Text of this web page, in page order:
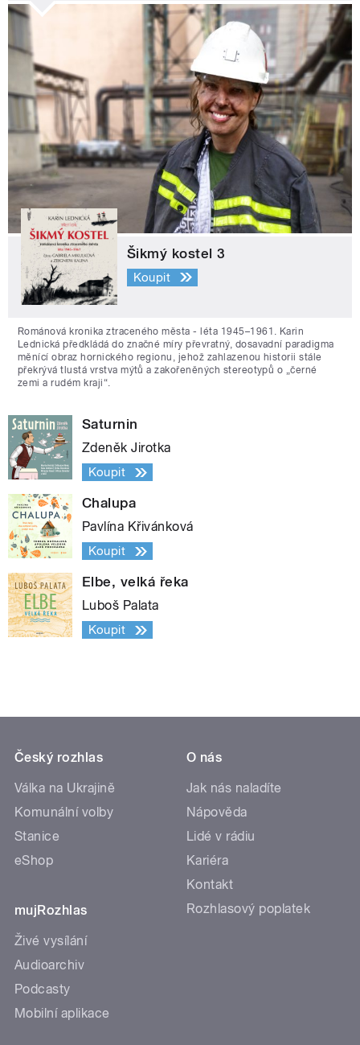
Šikmý kostel 3
Koupit
Románová kronika ztraceného města - léta 1945–1961. Karin
Lednická předkládá do značné míry převratný, dosavadní paradigma
měnící obraz hornického regionu, jehož zahlazenou historii stále
překrývá tlustá vrstva mýtů a zakořeněných stereotypů o „černé
zemi a rudém kraji“.
Saturnin
Zdeněk Jirotka
Koupit
Chalupa
Pavlína Křivánková
Koupit
Elbe, velká řeka
Luboš Palata
Koupit
Český rozhlas
Válka na Ukrajině
Komunální volby
Stanice
eShop
mujRozhlas
Živé vysílání
Audioarchiv
Podcasty
Mobilní aplikace
O nás
Jak nás naladíte
Nápověda
Lidé v rádiu
Kariéra
Kontakt
Rozhlasový poplatek